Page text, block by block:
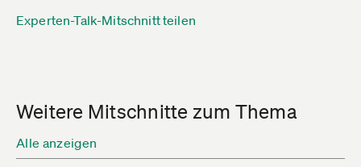
Experten-Talk-Mitschnitt teilen
Weitere Mitschnitte zum Thema
Alle anzeigen